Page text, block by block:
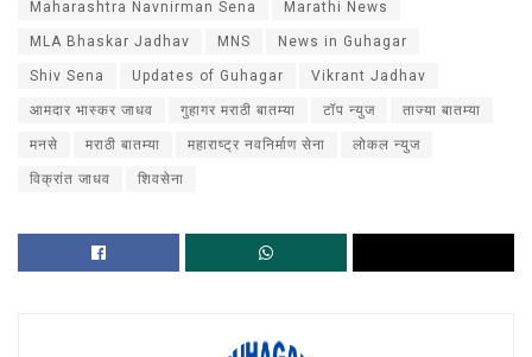
Maharashtra Navnirman Sena Marathi News
MLA Bhaskar Jadhav MNS News in Guhagar
Shiv Sena Updates of Guhagar Vikrant Jadhav
आमदार भास्कर जाधव गुहागर मराठी बातम्या टॉप न्युज ताज्या बातम्या
मनसे मराठी बातम्या महाराष्ट्र नवनिर्माण सेना लोकल न्युज
विक्रांत जाधव शिवसेना